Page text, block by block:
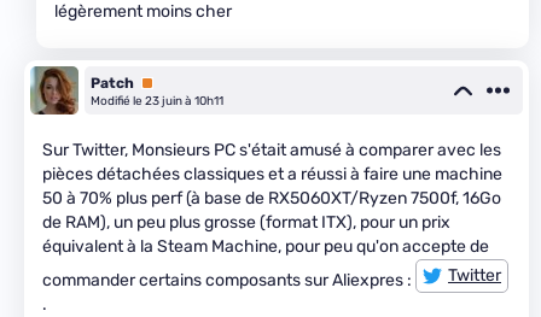
légèrement moins cher
Patch Premium
Modifié le 23 juin à 10h11
Sur Twitter, Monsieurs PC s'était amusé à comparer avec les
pièces détachées classiques et a réussi à faire une machine
50 à 70% plus perf (à base de RX5060XT/Ryzen 7500f, 16Go
de RAM), un peu plus grosse (format ITX), pour un prix
équivalent à la Steam Machine, pour peu qu'on accepte de
commander certains composants sur Aliexpres :
Twitter
.